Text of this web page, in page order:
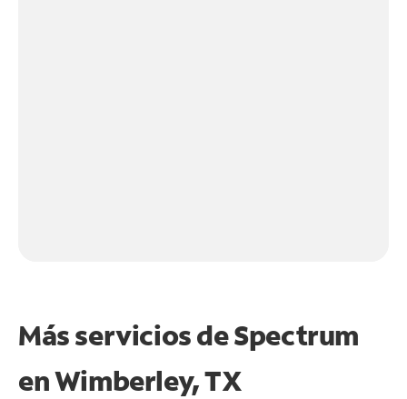
Más servicios de Spectrum
enWimberley, TX